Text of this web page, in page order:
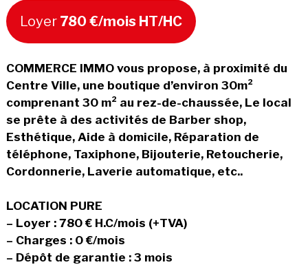
Loyer 780 €/mois HT/HC
COMMERCE IMMO vous propose, à proximité du
Centre Ville, une boutique d’environ 30m²
comprenant 30 m² au rez-de-chaussée, Le local
se prête à des activités de Barber shop,
Esthétique, Aide à domicile, Réparation de
téléphone, Taxiphone, Bijouterie, Retoucherie,
Cordonnerie, Laverie automatique, etc..
LOCATION PURE
– Loyer : 780 € H.C/mois (+TVA)
– Charges : 0 €/mois
– Dépôt de garantie : 3 mois